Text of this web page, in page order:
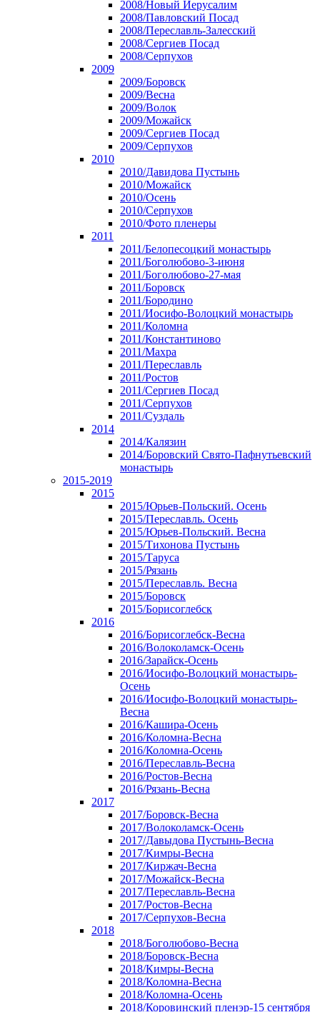
2008/Новый Иерусалим
2008/Павловский Посад
2008/Переславль-Залесский
2008/Сергиев Посад
2008/Серпухов
2009
2009/Боровск
2009/Весна
2009/Волок
2009/Можайск
2009/Сергиев Посад
2009/Серпухов
2010
2010/Давидова Пустынь
2010/Можайск
2010/Осень
2010/Серпухов
2010/Фото пленеры
2011
2011/Белопесоцкий монастырь
2011/Боголюбово-3-июня
2011/Боголюбово-27-мая
2011/Боровск
2011/Бородино
2011/Иосифо-Волоцкий монастырь
2011/Коломна
2011/Константиново
2011/Махра
2011/Переславль
2011/Ростов
2011/Сергиев Посад
2011/Серпухов
2011/Суздаль
2014
2014/Калязин
2014/Боровский Свято-Пафнутьевский
монастырь
2015-2019
2015
2015/Юрьев-Польский. Осень
2015/Переславль. Осень
2015/Юрьев-Польский. Весна
2015/Тихонова Пустынь
2015/Таруса
2015/Рязань
2015/Переславль. Весна
2015/Боровск
2015/Борисоглебск
2016
2016/Борисоглебск-Весна
2016/Волоколамск-Осень
2016/Зарайск-Осень
2016/Иосифо-Волоцкий монастырь-
Осень
2016/Иосифо-Волоцкий монастырь-
Весна
2016/Кашира-Осень
2016/Коломна-Весна
2016/Коломна-Осень
2016/Переславль-Весна
2016/Ростов-Весна
2016/Рязань-Весна
2017
2017/Боровск-Весна
2017/Волоколамск-Осень
2017/Давыдова Пустынь-Весна
2017/Кимры-Весна
2017/Киржач-Весна
2017/Можайск-Весна
2017/Переславль-Весна
2017/Ростов-Весна
2017/Серпухов-Весна
2018
2018/Боголюбово-Весна
2018/Боровск-Весна
2018/Кимры-Весна
2018/Коломна-Весна
2018/Коломна-Осень
2018/Коровинский пленэр-15 сентября